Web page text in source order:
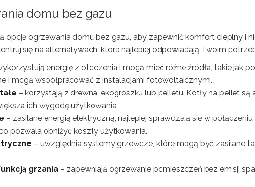
domu bez gazu
opcję ogrzewania domu bez gazu, aby zapewnić komfort cieplny i
się na alternatywach, które najlepiej odpowiadają Twoim
energię z otoczenia i mogą mieć różne źródła, takie jak
i mogą współpracować z instalacjami fotowoltaicznymi.
– korzystają z drewna, ekogroszku lub pelletu. Kotły na pellet są
ich wygodę użytkowania.
– zasilane energią elektryczną, najlepiej sprawdzają się w
pozwala obniżyć koszty użytkowania.
– uwzględnia systemy grzewcze, które mogą być zasilane
grzania – zapewniają ogrzewanie pomieszczeń bez emisji